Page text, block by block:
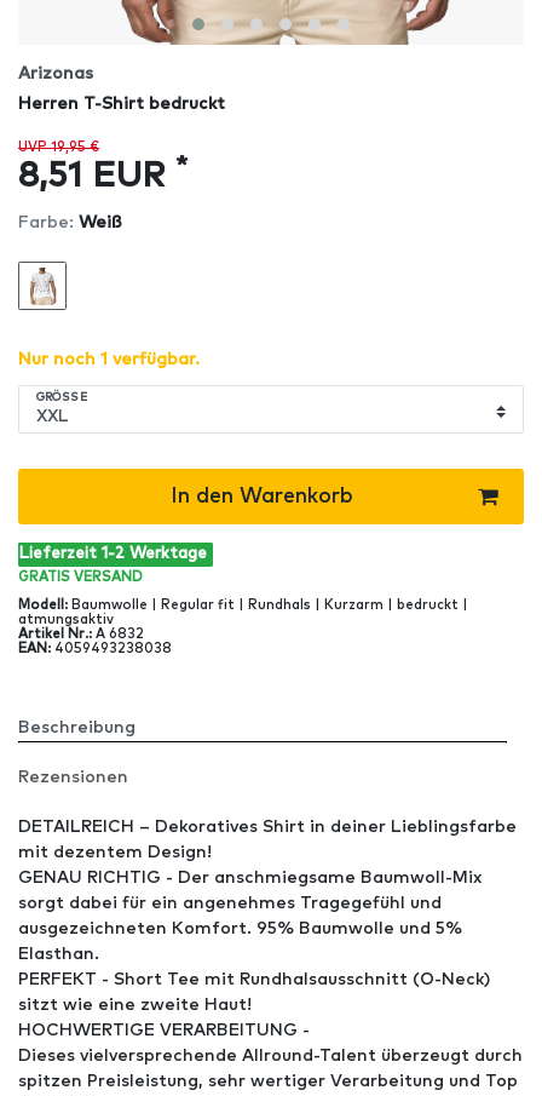
Arizonas
Herren T-Shirt bedruckt
UVP 19,95 €
8,51 EUR *
Farbe: Weiß
Nur noch 1 verfügbar.
GRÖSSE
In den Warenkorb
Lieferzeit 1-2 Werktage
GRATIS VERSAND
Modell : Baumwolle | Regular fit | Rundhals | Kurzarm | bedruckt |
atmungsaktiv
Artikel Nr.: A 6832
EAN : 4059493238038
Beschreibung
Rezensionen
DETAILREICH – Dekoratives Shirt in deiner Lieblingsfarbe
mit dezentem Design!
GENAU RICHTIG - Der anschmiegsame Baumwoll-Mix
sorgt dabei für ein angenehmes Tragegefühl und
ausgezeichneten Komfort. 95% Baumwolle und 5%
Elasthan.
PERFEKT - Short Tee mit Rundhalsausschnitt (O-Neck)
sitzt wie eine zweite Haut!
HOCHWERTIGE VERARBEITUNG -
Dieses vielversprechende Allround-Talent überzeugt durch
spitzen Preisleistung, sehr wertiger Verarbeitung und Top